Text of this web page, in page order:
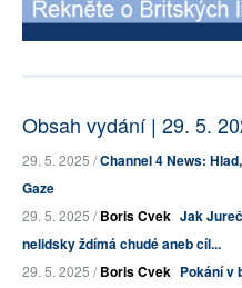
Obsah vydání | 29. 5.
29. 5. 2025 /Channel 4 News:
Gaze
29. 5. 2025 /Boris Cvek Jak
nelidsky ždímá chudé aneb cíl...
29. 5. 2025 /Boris Cvek Pokání v